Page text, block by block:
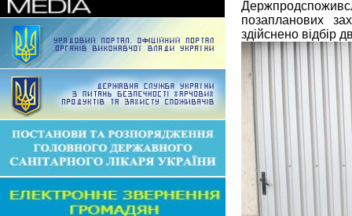
позапланових
здійснено відбір